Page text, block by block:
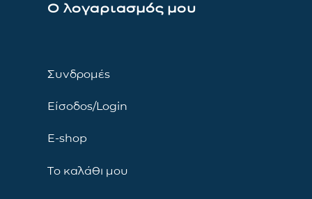
Ο λογαριασμός μου
Συνδρομές
Είσοδος/Login
E-shop
Το καλάθι μου